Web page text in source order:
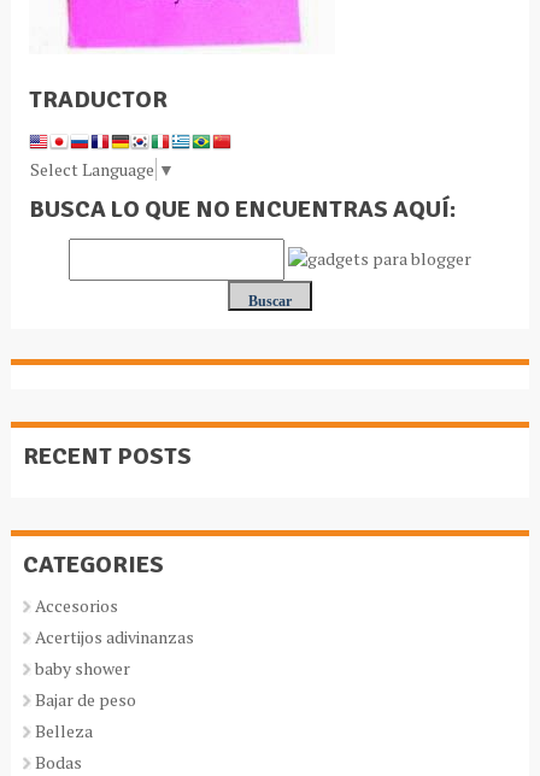
TRADUCTOR
Select Language ▼
BUSCA LO QUE NO ENCUENTRAS AQUÍ:
RECENT POSTS
CATEGORIES
Accesorios
Acertijos adivinanzas
baby shower
Bajar de peso
Belleza
Bodas